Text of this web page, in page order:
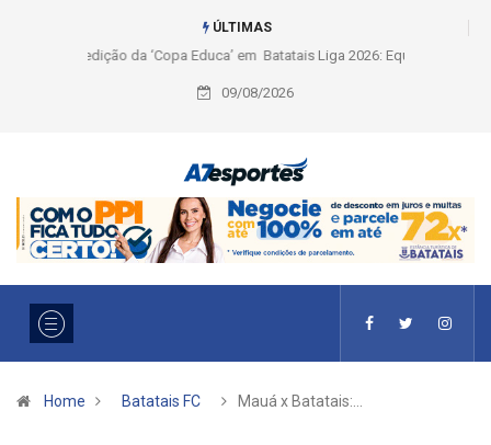
ÚLTIMAS
Liga 2026: Equipes rompem com a LABE na Série Ouro e entidade define
a 2° fase, times e formato
09/08/2026
Home Batatais FC Mauá x Batatais:…